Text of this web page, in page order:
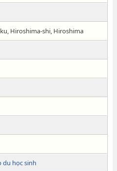
Hiroshima-shi, Hiroshima
du học sinh